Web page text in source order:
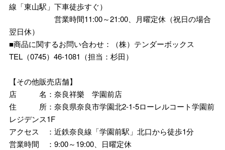
線「東山駅」下車徒歩すぐ）
営業時間11:00～21:00、月曜定休（祝日の場合
翌日休）
■商品に関するお問い合わせ：（株）テンダーボックス
TEL（0745）46-1081（担当：杉田）
【その他販売店舗】
店 名：奈良祥樂 学園前店
住 所：奈良県奈良市学園北2-1-5ローレルコート学園前
レジデンス1F
アクセス ：近鉄奈良線「学園前駅」北口から徒歩1分
営業時間 ：9:00～19:00、日曜定休